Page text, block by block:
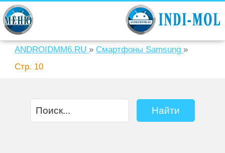
ANDROIDMM6.RU » Смартфоны Samsung »
Стр. 10